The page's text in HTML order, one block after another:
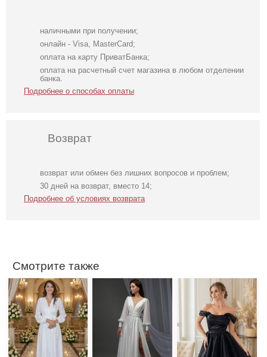
наличными при получении;
онлайн - Visa, MasterCard;
оплата на карту ПриватБанка;
оплата на расчетный счет магазина в любом отделении
банка.
Подробнее о способах оплаты
Возврат
возврат или обмен без лишних вопросов и проблем;
30 дней на возврат, вместо 14;
Подробнее об условиях возврата
Смотрите также
Длинное белое
вечернее платье
на запах для
Свадебное белое
длинное
атласное платье